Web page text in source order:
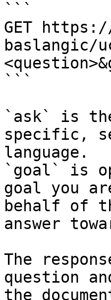
```
GET
baslangic/
```
`ask` is
specific,
language.
`goal` is
goal you
behalf of
answer
The
question
the